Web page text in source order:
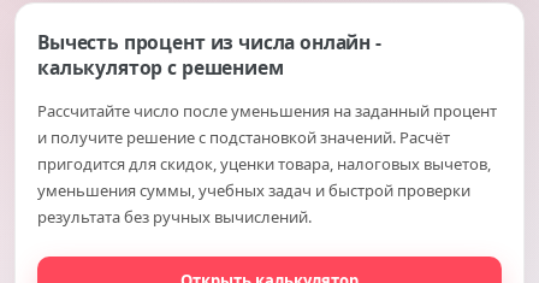
Вычесть процент из числа онлайн -
калькулятор с решением
Рассчитайте число после уменьшения на заданный процент
и получите решение с подстановкой значений. Расчёт
пригодится для скидок, уценки товара, налоговых вычетов,
уменьшения суммы, учебных задач и быстрой проверки
результата без ручных вычислений.